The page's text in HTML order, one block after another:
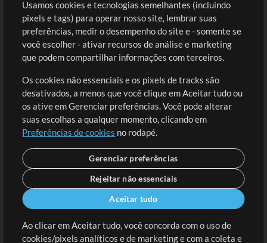
Comprar Créditos
Conteúdo Grátis
Solicite uma Música
Extras
Sessões
Envie seu conteúdo
Playlist
MT Conference
Entre
Cadastre-se
Ir ao carrinho
Usamos cookies e tecnologias semelhantes (incluindo
pixels e tags) para operar nosso site, lembrar suas
preferências, medir o desempenho do site e - somente se
você escolher - ativar recursos de análise e marketing
que podem compartilhar informações com terceiros.
Os cookies não essenciais e os pixels de tracks são
desativados, a menos que você clique em Aceitar tudo ou
os ative em Gerenciar preferências. Você pode alterar
suas escolhas a qualquer momento, clicando em
Preferências de cookies no rodapé.
Gerenciar preferências
Rejeitar não essenciais
Aceitar tudo
Ao clicar em Aceitar tudo, você concorda com o uso de
cookies/pixels analíticos e de marketing e com a coleta e